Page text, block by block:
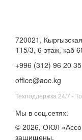
720021,
115/3, 6 этаж, каб
+996 (312) 96 20 35
office@aoc.kg
Техподдержка 24/7 -
Мы в соц.сетях:
© 2026, ОЮЛ
защищены.